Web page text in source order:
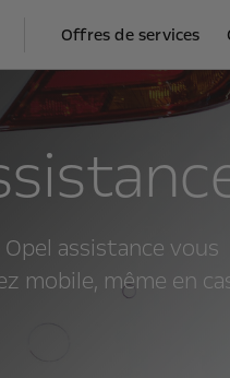
Offres de services
assistance vous
mobile, même en